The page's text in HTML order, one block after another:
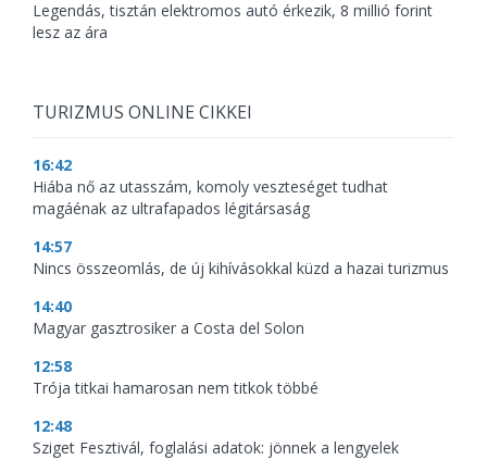
Legendás, tisztán elektromos autó érkezik, 8 millió forint
lesz az ára
TURIZMUS ONLINE CIKKEI
16:42
Hiába nő az utasszám, komoly veszteséget tudhat
magáénak az ultrafapados légitársaság
14:57
Nincs összeomlás, de új kihívásokkal küzd a hazai turizmus
14:40
Magyar gasztrosiker a Costa del Solon
12:58
Trója titkai hamarosan nem titkok többé
12:48
Sziget Fesztivál, foglalási adatok: jönnek a lengyelek